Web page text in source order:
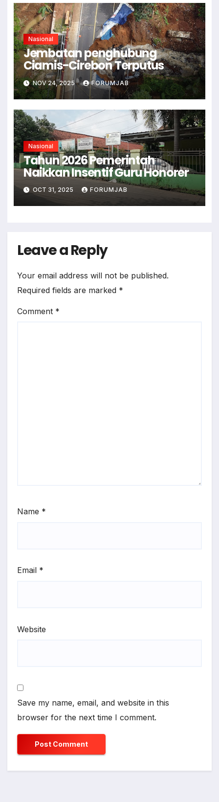
Nasional
Jembatan penghubung
Ciamis-Cirebon Terputus
NOV 24, 2025 FORUMJAB
Nasional
Tahun 2026 Pemerintah
Naikkan Insentif Guru Honorer
OCT 31, 2025 FORUMJAB
Leave a Reply
Your email address will not be published.
Required fields are marked *
Comment *
Name *
Email *
Website
Save my name, email, and website in this
browser for the next time I comment.